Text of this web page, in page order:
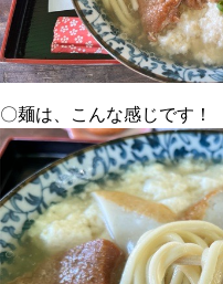
〇麺は、こんな感じです！